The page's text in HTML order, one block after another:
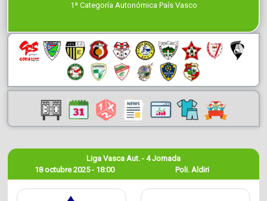
1ª Categoría Autonómica País Vasco
18 octubre 2025 - 18:00
Liga Vasca Aut. - 4 Jornada
Poli. Aldiri